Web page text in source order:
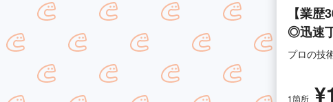
【業
◎迅速
プロの技
1箇所